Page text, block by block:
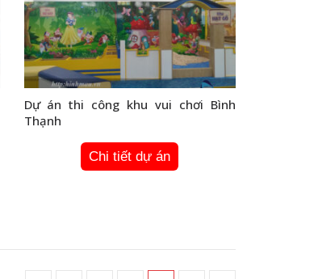
Dự án thi công khu vui chơi Bình
Thạnh
Chi tiết dự án